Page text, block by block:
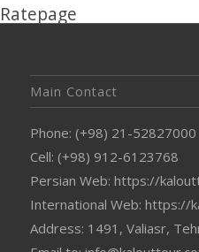
Ratepage
Main Contact
Phone: (+98) 21-52827000
Cell: (+98) 912-6123768
Persian Web: https://
International Web: https://
Address: 1491, Valiasr,